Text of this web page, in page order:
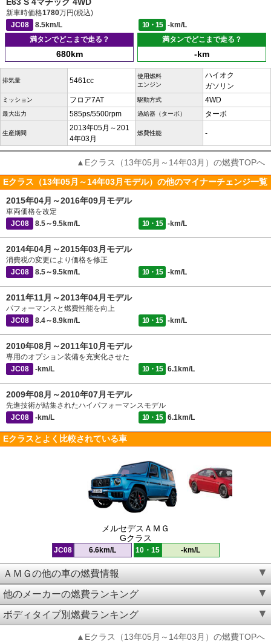
E63 S 4マチック 4WD
新車時価格1780万円(税込)
JC08
8.5km/L 10・15
-km/L
満タンでどこまで走る？
680km
満タンでどこまで走る？
-km
排気量 5461cc
使用燃料
エンジン
ハイオク
ガソリン
ミッション フロア7AT 駆動方式 4WD
最大出力 585ps/5500rpm 過給器（ターボ） ターボ
生産期間
2013年05月～201
4年03月
燃費性能 -
▲Eクラス（13年05月～14年03月）の燃費TOPへ
Eクラス（13年05月～14年03月モデル）の他のマイナーチェンジ一覧
2015年04月～2016年09月モデル
車両価格を改定
JC08
8.5～9.5km/L 10・15 -km/L
2014年04月～2015年03月モデル
消費税の変更により価格を修正
JC08
8.5～9.5km/L 10・15 -km/L
2011年11月～2013年04月モデル
パフォーマンスと燃費性能を向上
JC08
8.4～8.9km/L 10・15 -km/L
2010年08月～2011年10月モデル
専用のオプション装備を充実化させた
JC08
-km/L 10・15 6.1km/L
2009年08月～2010年07月モデル
先進技術が結集されたハイパフォーマンスモデル
JC08
-km/L 10・15 6.1km/L
Eクラスとよく比較されている車
メルセデスＡＭＧ
Gクラス
JC08 6.6km/L 10・15 -km/L
ＡＭＧの他の車の燃費情報
他のメーカーの燃費ランキング
ボディタイプ別燃費ランキング
▲Eクラス（13年05月～14年03月）の燃費TOPへ